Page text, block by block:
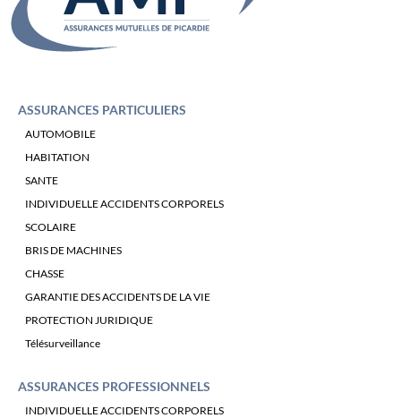
ASSURANCES PARTICULIERS
AUTOMOBILE
HABITATION
SANTE
INDIVIDUELLE ACCIDENTS CORPORELS
SCOLAIRE
BRIS DE MACHINES
CHASSE
GARANTIE DES ACCIDENTS DE LA VIE
PROTECTION JURIDIQUE
Télésurveillance
ASSURANCES PROFESSIONNELS
INDIVIDUELLE ACCIDENTS CORPORELS